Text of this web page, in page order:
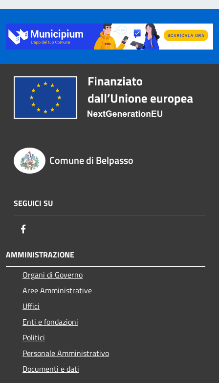
Comune di Belpasso
SEGUICI SU
AMMINISTRAZIONE
Organi di Governo
Aree Amministrative
Uffici
Enti e fondazioni
Politici
Personale Amministrativo
Documenti e dati